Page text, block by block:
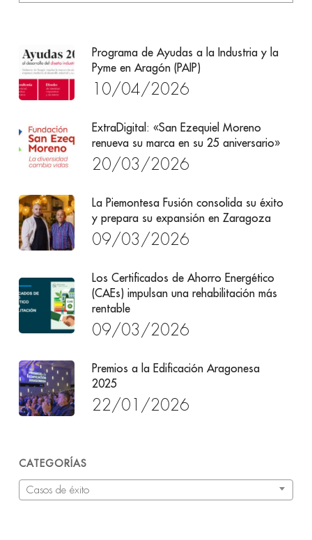
Programa de Ayudas a la Industria y la
Pyme en Aragón (PAIP)
10/04/2026
ExtraDigital: «San Ezequiel Moreno
renueva su marca en su 25 aniversario»
20/03/2026
La Piemontesa Fusión consolida su éxito
y prepara su expansión en Zaragoza
09/03/2026
Los Certificados de Ahorro Energético
(CAEs) impulsan una rehabilitación más
rentable
09/03/2026
Premios a la Edificación Aragonesa
2025
22/01/2026
CATEGORÍAS
Categorías
Casos de éxito